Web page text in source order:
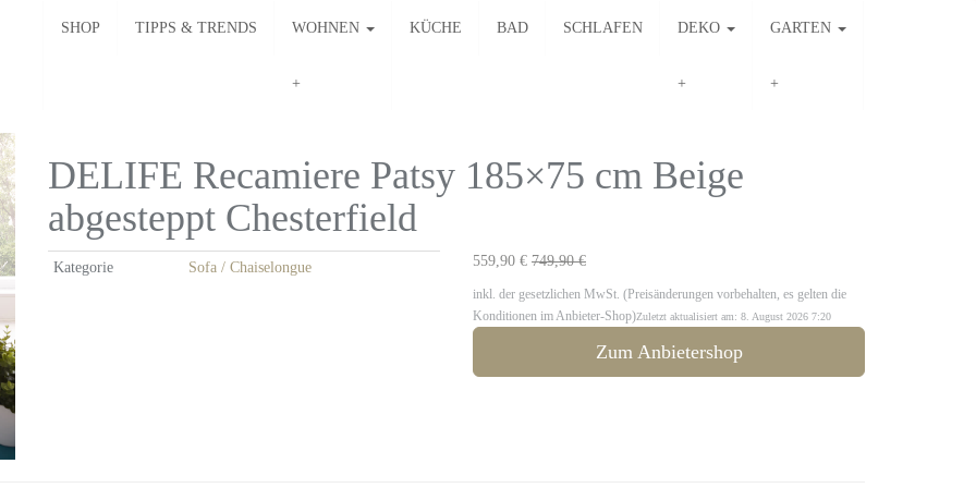
SHOP TIPPS & TRENDS WOHNEN KÜCHE BAD SCHLAFEN DEKO GARTEN
DELIFE Recamiere Patsy 185×75 cm Beige
abgesteppt Chesterfield
559,90 € 749,90 €
inkl. der gesetzlichen MwSt. (Preisänderungen vorbehalten, es gelten die
Konditionen im Anbieter-Shop)Zuletzt aktualisiert am: 8. August 2026 7:20
Zum Anbietershop
Kategorie Sofa / Chaiselongue